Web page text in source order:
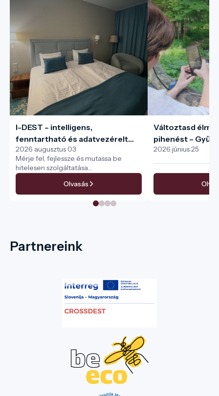
I-DEST – intelligens,
fenntartható és adatvezérelt
turisztikai menedzsment a teljes
turisztikai ökoszisztéma
számára
2026 augusztus 03
Mérje fel, fejlessze és mutassa be
hitelesen szolgáltatása
fenntarthatóságát
Olvasás
Változtasd
pihenést –
pecséteket az I-
2026 június 25
Partnereink